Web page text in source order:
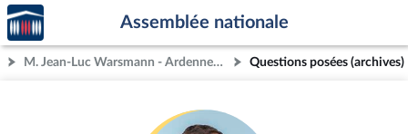
Aller au contenu
Aller en bas de la page
Accèder
à la
page
d'accueil
Assemblée nationale
M. Jean-Luc Warsmann - Ardennes (3e circonscription) Questions posées (archives)